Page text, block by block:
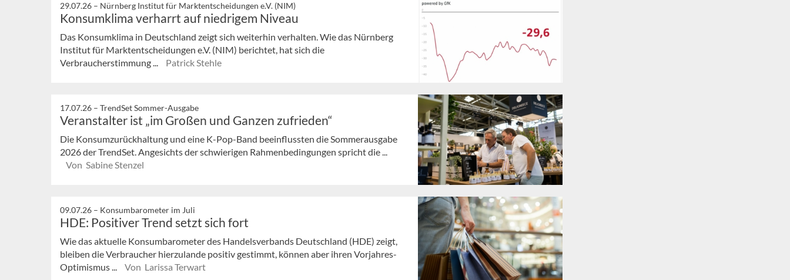
29.07.26 – Nürnberg Institut für Marktentscheidungen e.V. (NIM)
Konsumklima verharrt auf niedrigem Niveau
Das Konsumklima in Deutschland zeigt sich weiterhin verhalten. Wie das Nürnberg
Institut für Marktentscheidungen e.V. (NIM) berichtet, hat sich die
Verbraucherstimmung ...
Patrick Stehle
17.07.26 – TrendSet Sommer-Ausgabe
Veranstalter ist „im Großen und Ganzen zufrieden“
Die Konsumzurückhaltung und eine K-Pop-Band beeinflussten die Sommerausgabe
2026 der TrendSet. Angesichts der schwierigen Rahmenbedingungen spricht die ...
Von Sabine Stenzel
09.07.26 – Konsumbarometer im Juli
HDE: Positiver Trend setzt sich fort
Wie das aktuelle Konsumbarometer des Handelsverbands Deutschland (HDE) zeigt,
bleiben die Verbraucher hierzulande positiv gestimmt, können aber ihren Vorjahres-
Optimismus ...
Von Larissa Terwart